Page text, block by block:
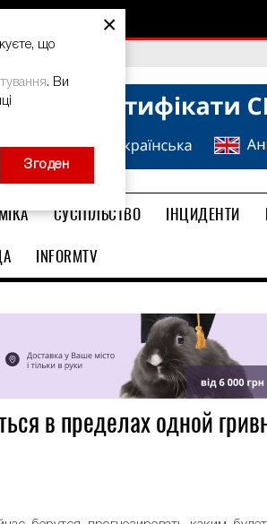
СУСПІЛЬСТВО ІНЦИДЕНТИ
INFORMTV
в пределах одной
×
що
. Ви
Згоден